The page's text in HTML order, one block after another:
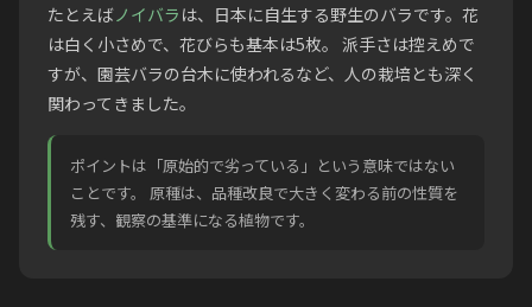
たとえばノイバラ は、日本に自生する野生のバラです。花
は白く小さめで、花びらも基本は5枚。 派手さは控えめで
すが、園芸バラの台木に使われるなど、人の栽培とも深く
関わってきました。
ポイントは「原始的で劣っている」という意味ではない
ことです。 原種は、品種改良で大きく変わる前の性質を
残す、観察の基準になる植物です。